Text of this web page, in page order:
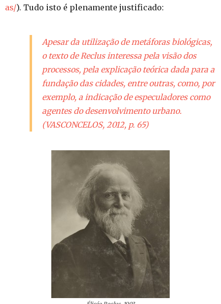
as/). Tudo isto é plenamente justificado:
Apesar da utilização de metáforas biológicas,
o texto de Reclus interessa pela visão dos
processos, pela explicação teórica dada para a
fundação das cidades, entre outras, como, por
exemplo, a indicação de especuladores como
agentes do desenvolvimento urbano.
(VASCONCELOS, 2012, p. 65)